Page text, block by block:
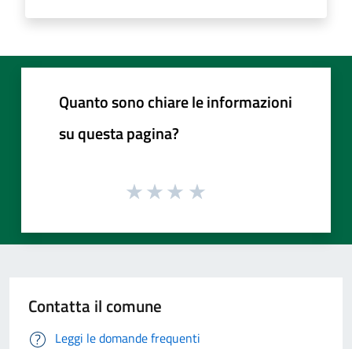
Quanto sono chiare le informazioni
su questa pagina?
Contatta il comune
Leggi le domande frequenti